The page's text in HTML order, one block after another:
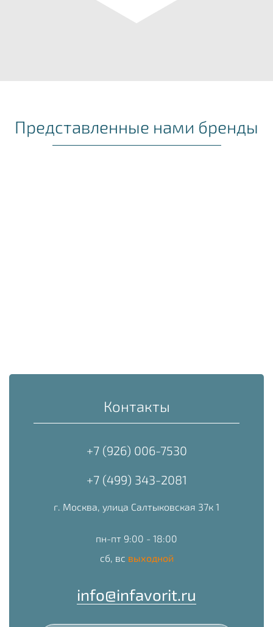
Представленные нами бренды
Контакты
+7 (926) 006-7530
+7 (499) 343-2081
г. Москва, улица Салтыковская 37к 1
пн-пт 9:00 - 18:00
сб, вс выходной
info@infavorit.ru